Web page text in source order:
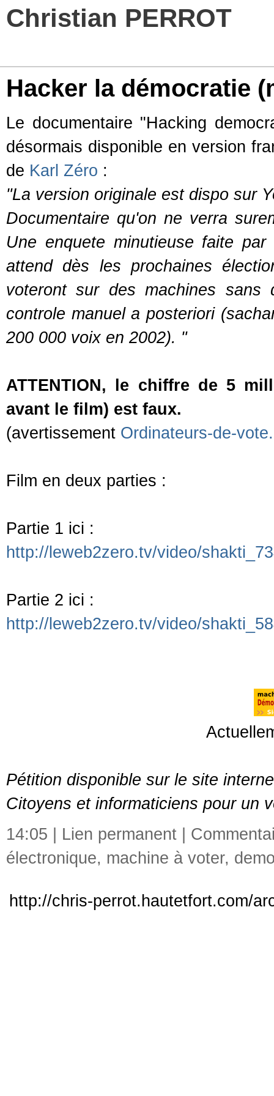
Christian PERROT
Hacker la démocratie
Le documentaire "Hacking
désormais disponible en version
de Karl Zéro :
"La version originale est dispo sur
Documentaire qu'on ne verra
Une enquete minutieuse faite
attend dès les prochaines
voteront sur des machines
controle manuel a posteriori
200 000 voix en 2002). "
ATTENTION, le chiffre de 5
avant le film) est faux.
(avertissement Ordinateurs-de-
Film en deux parties :
Partie 1 ici :
http://leweb2zero.tv/video/
Partie 2 ici :
http://leweb2zero.tv/video/
Pétition disponible sur le site
Citoyens et informaticiens pour un
14:05 | Lien permanent
électronique, machine à voter,
http://chris-perrot.hautetfort.com/